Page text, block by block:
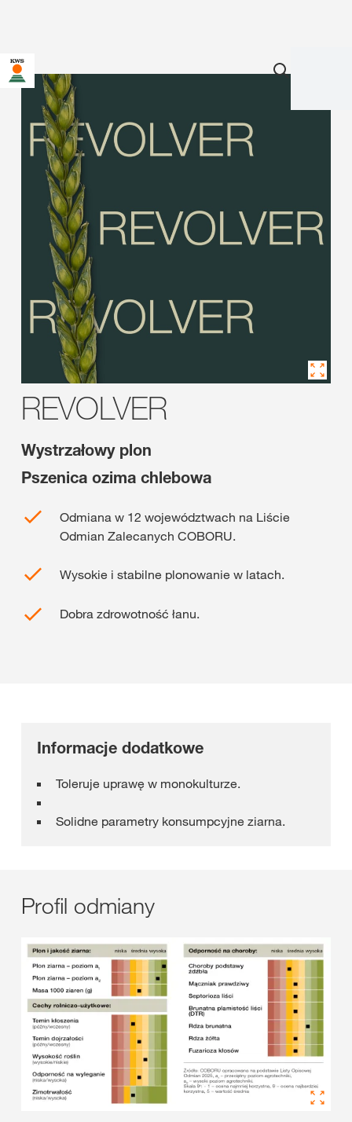
REVOLVER
Wystrzałowy plon
Pszenica ozima chlebowa
Odmiana w 12 województwach na Liście
Odmian Zalecanych COBORU.
Wysokie i stabilne plonowanie w latach.
Dobra zdrowotność łanu.
Informacje dodatkowe
Toleruje uprawę w monokulturze.
Solidne parametry konsumpcyjne ziarna.
Profil odmiany